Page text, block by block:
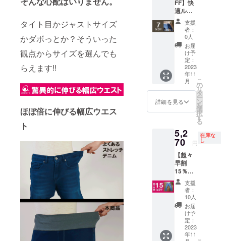
タイト目かジャストサイズ
かダボっとか？そういった
観点からサイズを選んでも
らえます!!
ほぼ倍に伸びる幅広ウエス
ト
価格と
なって
おりま
す。
FF】快
適ルー
ムウエ
ア、部
屋着の
テラス
トレッ
チデニ
ムパン
ツ。パ
ジャマ
通常
12,400
円を
7％OFF
届けし
ます。
※送料、
税込み
価格と
なって
おりま
す。
支援
者：
0人
お届
け予
定：
2023
年11
月
詳細を見る
こ
の
リ
タ
ー
ン
を
選
択
す
る
5,2
70 円
在庫な
し
【超々
早割
15％OF
F】快適
ルーム
ウエ
ア、接
触冷感
テラス
トレッ
チデニ
支援
者：
10人
お届
け予
定：
2023
年11